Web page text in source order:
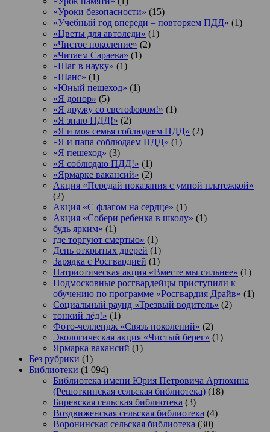
«Уроки безопасности» (15)
«Учебный год впереди – повторяем ПДД» (1)
«Цветы для автоледи» (1)
«Чистое поколение» (2)
«Читаем Сараева» (1)
«Шаг в науку» (1)
«Шанс» (1)
«Юный пешеход» (1)
«Я донор» (5)
«Я дружу со светофором!» (1)
«Я знаю ПДД!» (2)
«Я и моя семья соблюдаем ПДД» (2)
«Я и папа соблюдаем ПДД» (1)
«Я пешеход» (3)
«Я соблюдаю ПДД!» (1)
«Ярмарке вакансий» (2)
Акция «Передай показания с умной платежкой»
(2)
Акция «С флагом на сердце» (1)
Акция «Собери ребенка в школу» (1)
будь ярким» (1)
где торгуют смертью» (1)
День открытых дверей (1)
Зарядка с Росгвардией (1)
Патриотическая акция «Вместе мы сильнее» (1)
Подмосковные росгвардейцы приступили к
обучению по программе «Росгвардия Драйв» (1)
Социальный раунд «Трезвый водитель» (2)
тонкий лёд!» (1)
Фото-челлендж «Связь поколений» (2)
Экологическая акция «Чистый берег» (1)
Ярмарка вакансий (1)
Без рубрики (1)
Библиотеки (1 094)
Библиотека имени Юрия Петровича Артюхина
(Решоткинская сельская библиотека) (18)
Биревская сельская библиотека (3)
Воздвиженская сельская библиотека (4)
Воронинская сельская библиотека (30)